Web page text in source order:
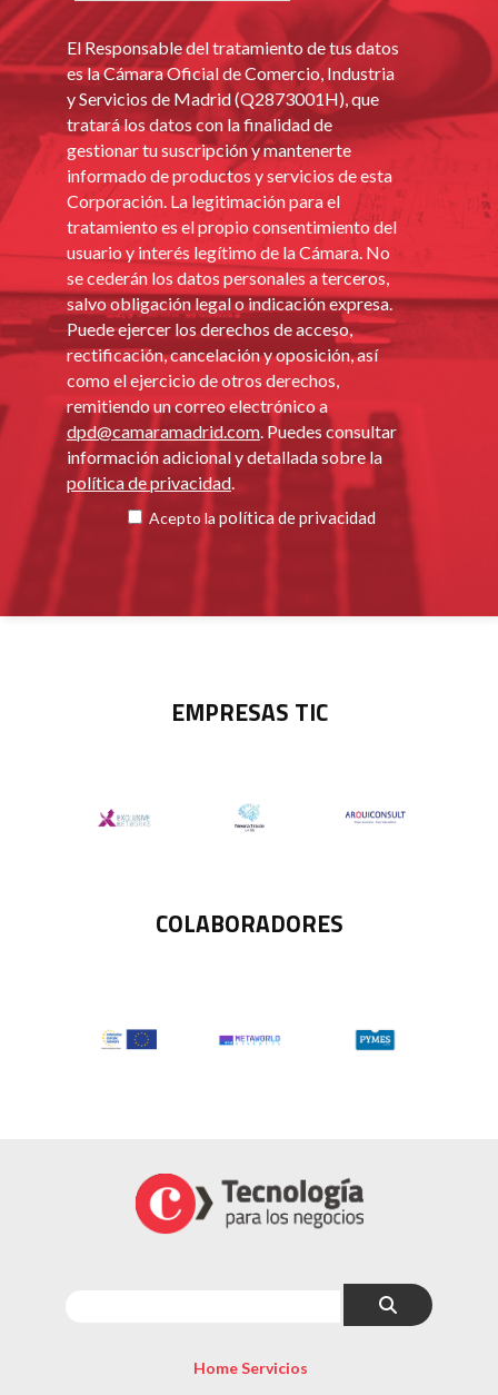
El Responsable del tratamiento de tus datos
es la Cámara Oficial de Comercio, Industria
y Servicios de Madrid (Q2873001H), que
tratará los datos con la finalidad de
gestionar tu suscripción y mantenerte
informado de productos y servicios de esta
Corporación. La legitimación para el
tratamiento es el propio consentimiento del
usuario y interés legítimo de la Cámara. No
se cederán los datos personales a terceros,
salvo obligación legal o indicación expresa.
Puede ejercer los derechos de acceso,
rectificación, cancelación y oposición, así
como el ejercicio de otros derechos,
remitiendo un correo electrónico a
dpd@camaramadrid.com . Puedes consultar
información adicional y detallada sobre la
política de privacidad
Acepto la política de privacidad
EMPRESAS TIC
COLABORADORES
Home Servicios